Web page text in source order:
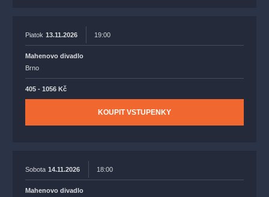
Piatok 13.11.2026 19:00
Mahenovo divadlo
Brno
405 - 1056 Kč
KOUPIT VSTUPENKY
Sobota 14.11.2026 18:00
Mahenovo divadlo